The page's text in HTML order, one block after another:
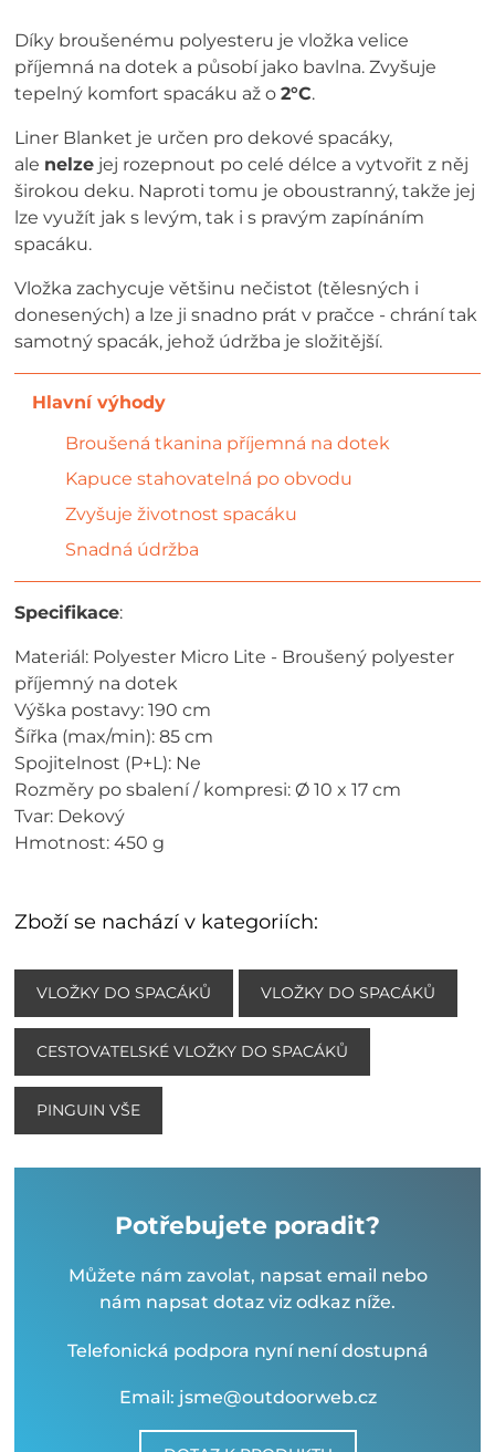
Díky broušenému polyesteru je vložka velice
příjemná na dotek a působí jako bavlna. Zvyšuje
tepelný komfort spacáku až o2°C.
Liner Blanket je určen pro dekové spacáky,
ale nelze jej rozepnout po celé délce a vytvořit z něj
širokou deku. Naproti tomu je oboustranný, takže jej
lze využít jak s levým, tak i s pravým zapínáním
spacáku.
Vložka zachycuje většinu nečistot (tělesných i
donesených) a lze ji snadno prát v pračce - chrání tak
samotný spacák, jehož údržba je složitější.
Broušená tkanina příjemná na dotek
Kapuce stahovatelná po obvodu
Zvyšuje životnost spacáku
Snadná údržba
Specifikace:
Materiál: Polyester Micro Lite - Broušený polyester
příjemný na dotek
Výška postavy: 190 cm
Šířka (max/min): 85 cm
Spojitelnost (P+L): Ne
Rozměry po sbalení / kompresi: Ø 10 x 17 cm
Tvar: Dekový
Hmotnost: 450 g
Zboží se nachází v kategoriích:
VLOŽKY DO SPACÁKŮ VLOŽKY DO SPACÁKŮ
CESTOVATELSKÉ VLOŽKY DO SPACÁKŮ
PINGUIN VŠE
Potřebujete poradit?
Můžete nám zavolat, napsat email nebo
nám napsat dotaz viz odkaz níže.
Telefonická podpora nyní není dostupná
Email: jsme@outdoorweb.cz